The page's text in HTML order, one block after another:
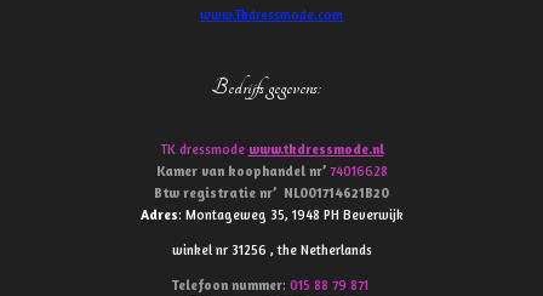
www.Tkdressmode.com
Bedrijfs gegevens:
TK dressmode www.tkdressmode.nl
Kamer van koophandel nr’ 74016628
Btw registratie nr’ NL001714621B20
Adres: Montageweg 35, 1948 PH Beverwijk
winkel nr 31256 , the Netherlands
Telefoon nummer: 015 88 79 871